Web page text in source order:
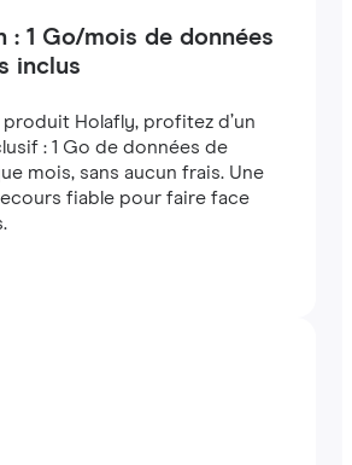
: 1 Go/mois de données
inclus
Holafly, profitez d’un
: 1 Go de données de
mois, sans aucun frais. Une
fiable pour faire face